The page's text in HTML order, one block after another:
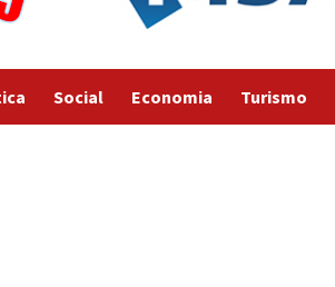
Social Economia Turismo